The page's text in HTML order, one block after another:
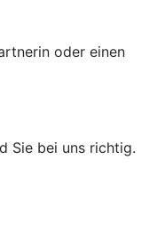
oder einen
Sie bei uns richtig.